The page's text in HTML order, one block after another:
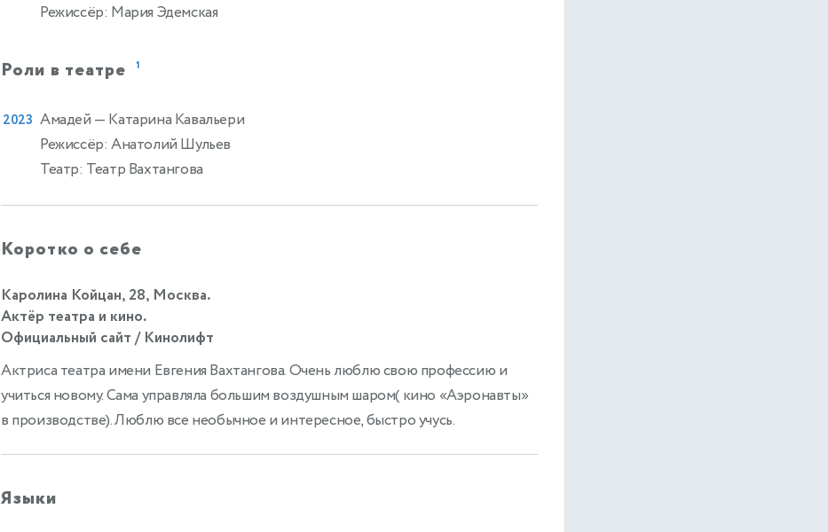
Режиссёр: Мария Эдемская
Роли в театре 1
2023 Амадей — Катарина Кавальери
Режиссёр: Анатолий Шульев
Театр: Театр Вахтангова
Коротко о себе
Каролина Койцан, 28, Москва.
Актёр театра и кино.
Официальный сайт / Кинолифт
Актриса театра имени Евгения Вахтангова. Очень люблю свою профессию и
учиться новому. Сама управляла большим воздушным шаром( кино «Аэронавты»
в производстве). Люблю все необычное и интересное, быстро учусь.
Языки